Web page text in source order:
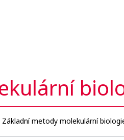
Základní metody molekulární